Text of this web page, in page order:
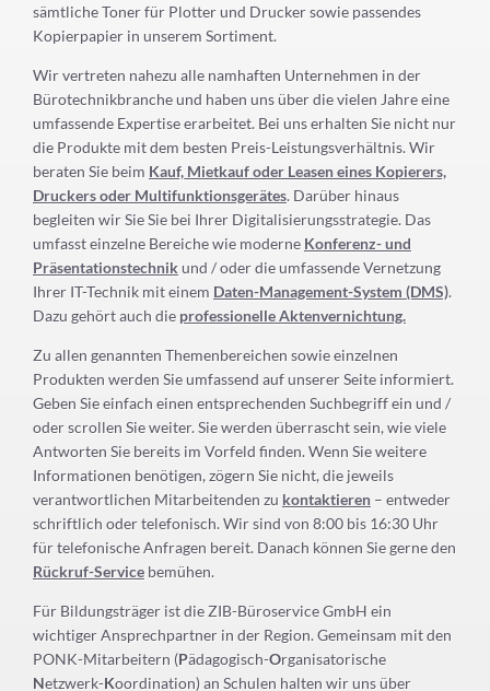
sämtliche Toner für Plotter und Drucker sowie passendes
Kopierpapier in unserem Sortiment.
Wir vertreten nahezu alle namhaften Unternehmen in der
Bürotechnikbranche und haben uns über die vielen Jahre eine
umfassende Expertise erarbeitet. Bei uns erhalten Sie nicht nur
die Produkte mit dem besten Preis-Leistungsverhältnis. Wir
beraten Sie beim Kauf, Mietkauf oder Leasen eines Kopierers,
Druckers oder Multifunktionsgerätes. Darüber hinaus
begleiten wir Sie Sie bei Ihrer Digitalisierungsstrategie. Das
umfasst einzelne Bereiche wie moderne Konferenz- und
Präsentationstechnik und / oder die umfassende Vernetzung
Ihrer IT-Technik mit einem Daten-Management-System (DMS).
Dazu gehört auch die professionelle Aktenvernichtung.
Zu allen genannten Themenbereichen sowie einzelnen
Produkten werden Sie umfassend auf unserer Seite informiert.
Geben Sie einfach einen entsprechenden Suchbegriff ein und /
oder scrollen Sie weiter. Sie werden überrascht sein, wie viele
Antworten Sie bereits im Vorfeld finden. Wenn Sie weitere
Informationen benötigen, zögern Sie nicht, die jeweils
verantwortlichen Mitarbeitenden zu kontaktieren – entweder
schriftlich oder telefonisch. Wir sind von 8:00 bis 16:30 Uhr
für telefonische Anfragen bereit. Danach können Sie gerne den
Rückruf-Service bemühen.
Für Bildungsträger ist die ZIB-Büroservice GmbH ein
wichtiger Ansprechpartner in der Region. Gemeinsam mit den
PONK-Mitarbeitern (Pädagogisch-Organisatorische
Netzwerk-Koordination) an Schulen halten wir uns über